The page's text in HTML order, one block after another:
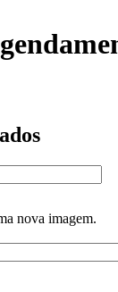
nova imagem.